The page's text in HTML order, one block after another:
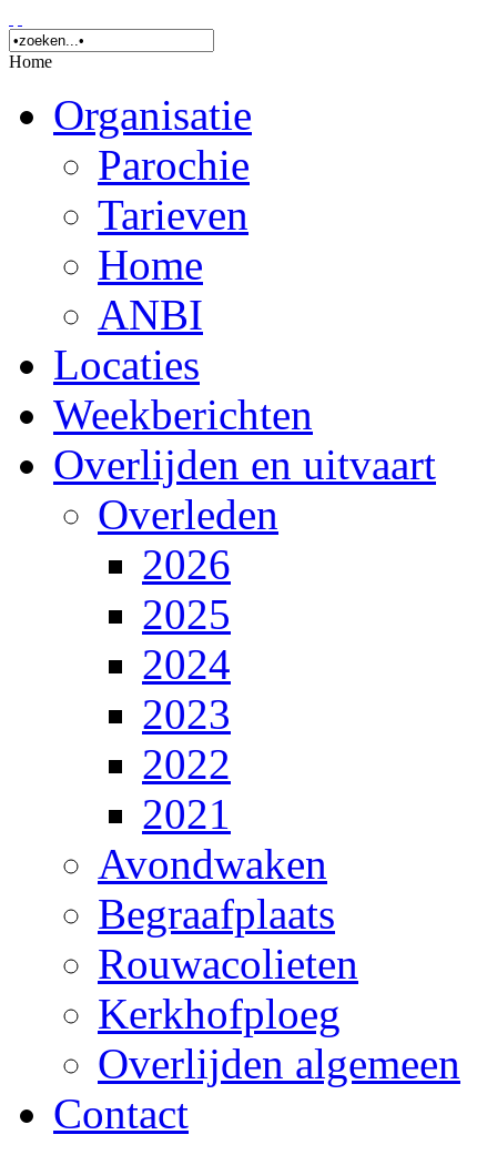
Home
Organisatie
Parochie
Tarieven
Home
ANBI
Locaties
Weekberichten
Overlijden en uitvaart
Overleden
2026
2025
2024
2023
2022
2021
Avondwaken
Begraafplaats
Rouwacolieten
Kerkhofploeg
Overlijden algemeen
Contact